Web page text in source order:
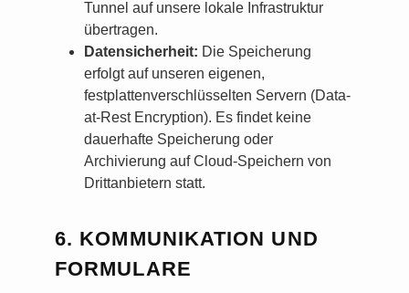
Tunnel auf unsere lokale Infrastruktur
übertragen.
Datensicherheit: Die Speicherung
erfolgt auf unseren eigenen,
festplattenverschlüsselten Servern (Data-
at-Rest Encryption). Es findet keine
dauerhafte Speicherung oder
Archivierung auf Cloud-Speichern von
Drittanbietern statt.
6. KOMMUNIKATION UND
FORMULARE